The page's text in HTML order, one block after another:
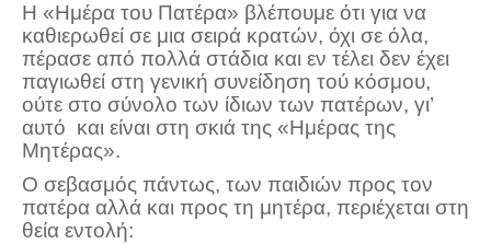
Η «Ημέρα του Πατέρα» βλέπουμε ότι για να
καθιερωθεί σε μια σειρά κρατών, όχι σε όλα,
πέρασε από πολλά στάδια και εν τέλει δεν έχει
παγιωθεί στη γενική συνείδηση τού κόσμου,
ούτε στο σύνολο των ίδιων των πατέρων, γι’
αυτό και είναι στη σκιά της «Ημέρας της
Μητέρας».
Ο σεβασμός πάντως, των παιδιών προς τον
πατέρα αλλά και προς τη μητέρα, περιέχεται στη
θεία εντολή: